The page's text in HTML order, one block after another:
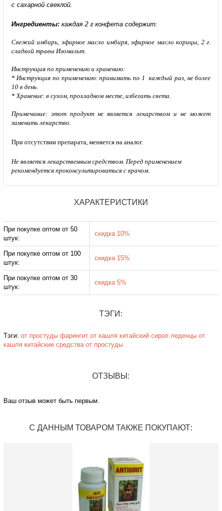
с сахарной свеклой.
Ингредиенты:каждая 2 г конфета содержит:
Свежий имбирь, эфирное масло имбиря, эфирное масло корицы, 2 г.
сладкой травы Изомальт.
Инструкция по применению и хранению:
* Инструкция по применению: принимать по 1 каждый раз, не более
10 в день.
* Хранение: в сухом, прохладном месте, избегать света.
Примечание: этот продукт не является лекарством и не может
заменить лекарство.
При отсутствии препарата, меняется на аналог.
Не является лекарственным средством. Перед применением
рекомендуется проконсультироваться с врачом.
ХАРАКТЕРИСТИКИ
При покупке оптом от 50
штук:
скидка 10%
При покупке оптом от 100
штук:
скидка 15%
При покупке оптом от 30
штук:
скидка 5%
ТЭГИ:
Тэги: от простуды фарингит от кашля китайский сироп леденцы от
кашля китайские средства от простуды
ОТЗЫВЫ:
Ваш отзыв может быть первым.
С ДАННЫМ ТОВАРОМ ТАКЖЕ ПОКУПАЮТ: